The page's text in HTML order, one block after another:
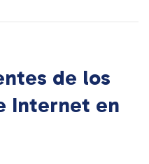
de los
Internet en